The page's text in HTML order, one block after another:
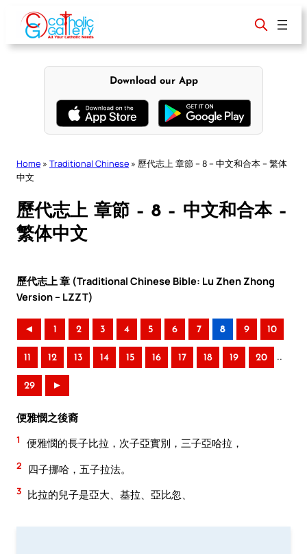
content
Download our App
Home » Traditional Chinese » 歷代志上 章節 – 8 – 中文和合本 – 繁体
中文
歷代志上 章節 – 8 – 中文和合本 –
繁体中文
歷代志上 章 (Traditional Chinese Bible: Lu Zhen Zhong
Version – LZZT)
◄ 1 2 3 4 5 6 7 8 9 10
11 12 13 14 15 16 17 18 19 20 ..
29 ►
便雅憫之後裔
1 便雅憫的長子比拉，次子亞實別，三子亞哈拉，
2 四子挪哈，五子拉法。
3 比拉的兒子是亞大、基拉、亞比忽、